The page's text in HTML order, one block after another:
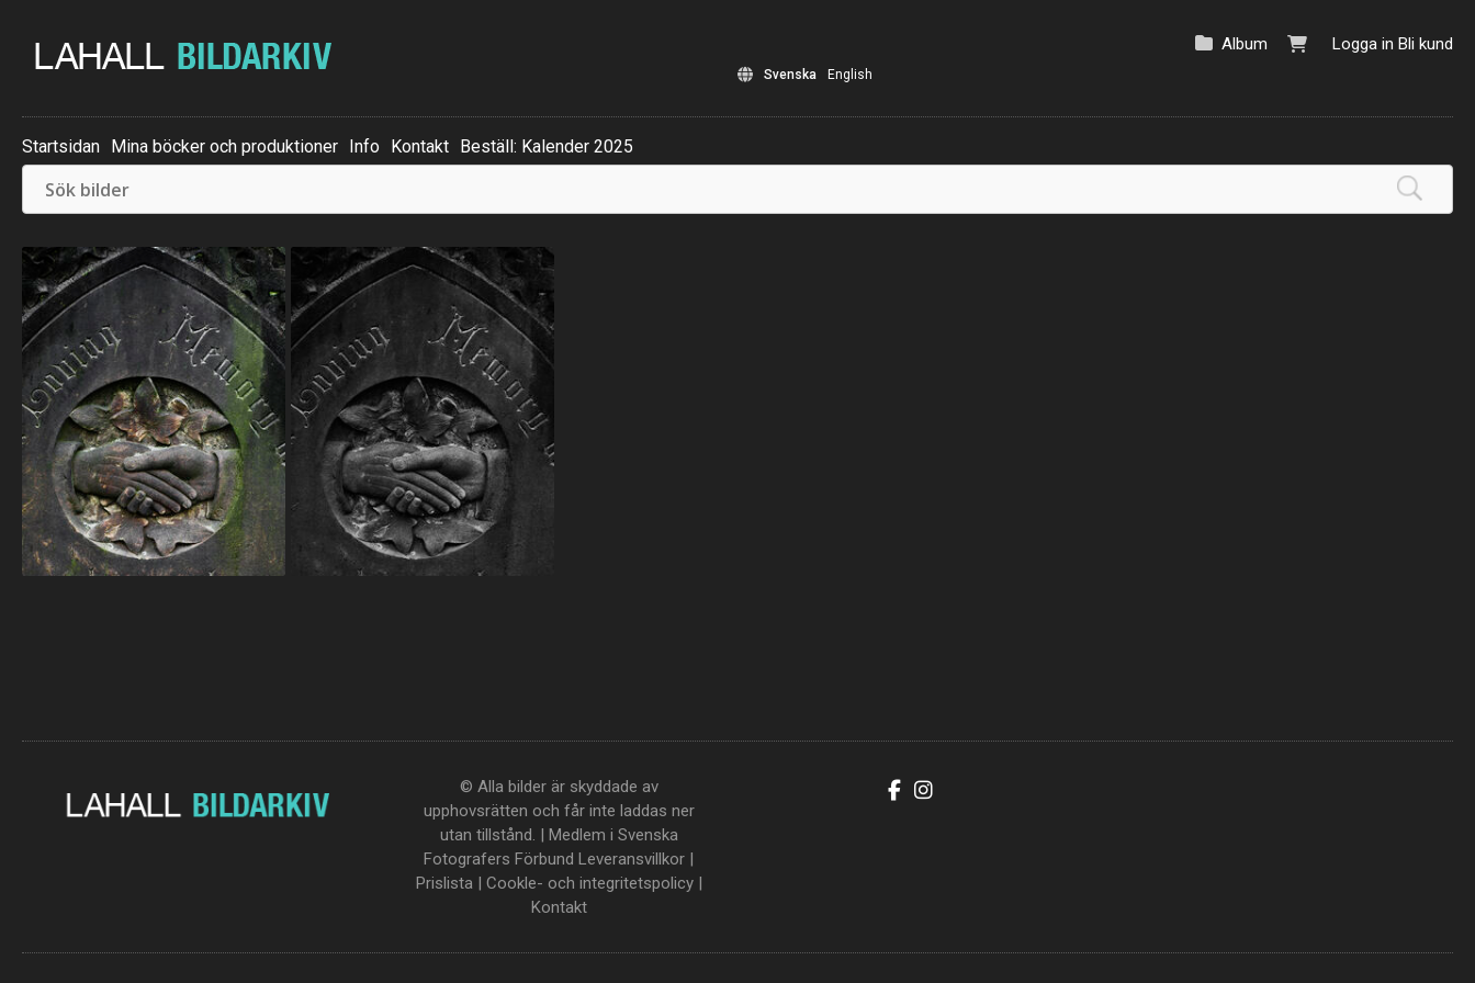
Logga in Bli kund
Album
Svenska English
Startsidan Mina böcker och produktioner Info Kontakt Beställ: Kalender 2025
© Alla bilder är skyddade av
upphovsrätten och får inte laddas ner
utan tillstånd. | Medlem i Svenska
Fotografers Förbund Leveransvillkor |
Prislista| Cookle- och integritetspolicy|
Kontakt